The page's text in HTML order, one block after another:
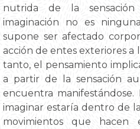
nutrida de la
imaginación no es
supone ser afectado
acción de entes exteriores
tanto, el pensamiento
a partir de la sensación
encuentra
imaginar estaría dentro de
movimientos que hacen